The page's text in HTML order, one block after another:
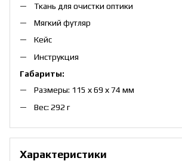
Ткань для очистки оптики
Мягкий футляр
Кейс
Инструкция
Габариты:
Размеры: 115 х 69 х 74 мм
Вес: 292 г
Характеристики